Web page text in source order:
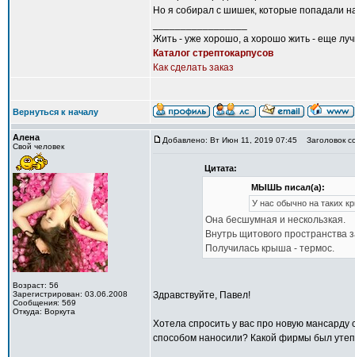
Но я собирал с шишек, которые попадали
Жить - уже хорошо, а хорошо жить - еще
Каталог стрептокарпусов
Как сделать заказ
Вернуться к началу
Алена
Свой человек
Возраст: 56
Зарегистрирован: 03.06.2008
Сообщения: 569
Откуда: Воркута
Добавлено: Вт Июн 11, 2019 07:45 Заголовок
Цитата:
МЫШЬ писал(а):
У нас обычно на таких
Она бесшумная и нескользкая.
Внутрь щитового
Получилась крыша - термос.
Здравствуйте, Павел!
Хотела спросить у вас про новую
способом наносили? Какой фирмы был